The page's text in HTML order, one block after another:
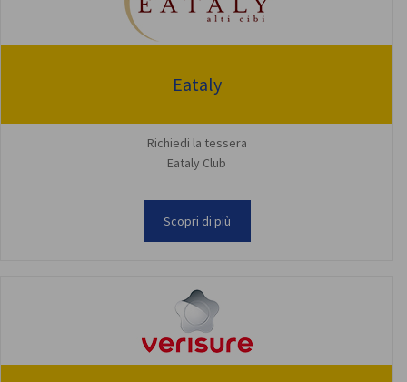
Eataly
Richiedi la tessera
Eataly Club
Scopri di più